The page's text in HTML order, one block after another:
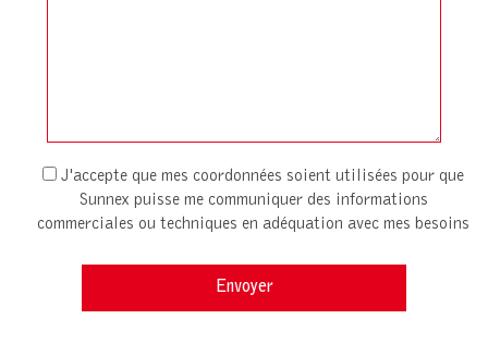
J'accepte que mes coordonnées soient utilisées pour que
Sunnex puisse me communiquer des informations
commerciales ou techniques en adéquation avec mes besoins